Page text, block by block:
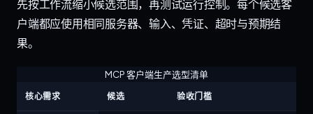
先按工作流缩小候选范围，再测试运行控制。每个候选客
户端都应使用相同服务器、输入、凭证、超时与预期结
果。
MCP 客户端生产选型清单
核心需求 候选 验收门槛